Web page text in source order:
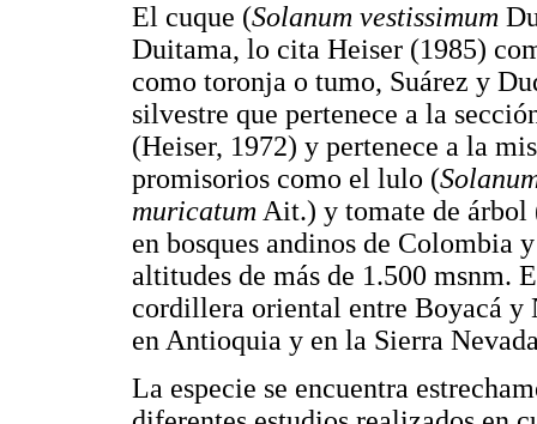
El cuque (Solanum vestissimum
Duitama, lo cita Heiser (1985)
como toronja o tumo, Suárez y
silvestre que pertenece a la
(Heiser, 1972) y pertenece a la
promisorios como el lulo (
muricatumAit.) y tomate de árbol
en bosques andinos de Colombia
altitudes de más de 1.500 msnm.
cordillera oriental entre Boyacá y
en Antioquia y en la Sierra
La especie se encuentra